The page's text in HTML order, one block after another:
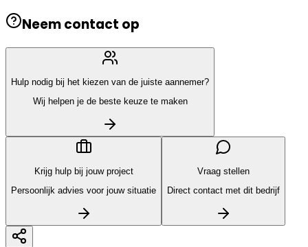
Neem contact op
Hulp nodig bij het kiezen van de juiste aannemer?
Wij helpen je de beste keuze te maken
Krijg hulp bij jouw project
Persoonlijk advies voor jouw situatie
Vraag stellen
Direct contact met dit bedrijf